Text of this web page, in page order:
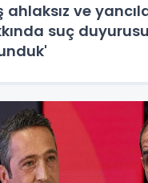
ahlaksız ve
suç